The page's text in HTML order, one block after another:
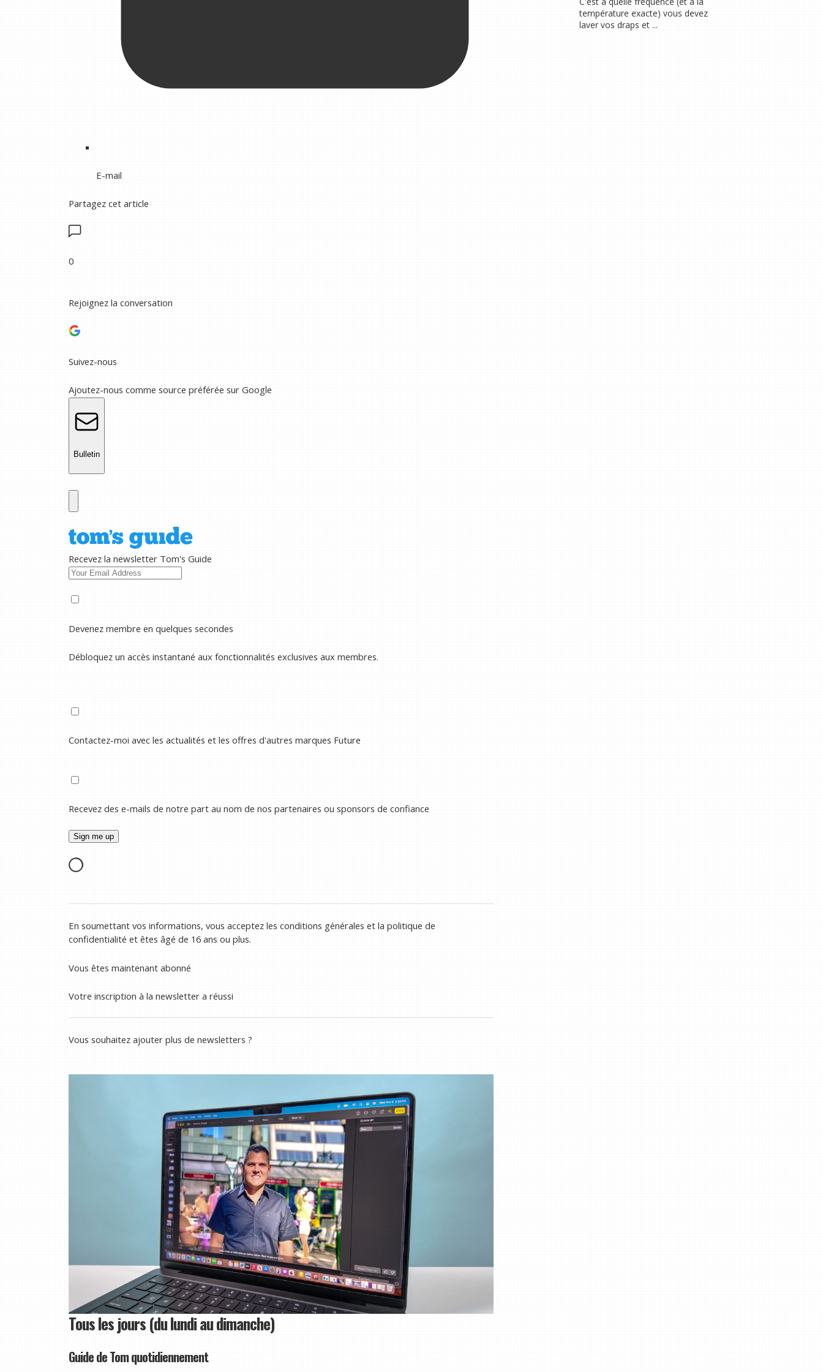
E-mail
Partagez cet article
0
Rejoignez la conversation
Suivez-nous
Ajoutez-nous comme source préférée sur Google
Bulletin
Recevez la newsletter Tom's Guide
Devenez membre en quelques secondes
Débloquez un accès instantané aux fonctionnalités exclusives aux membres.
Contactez-moi avec les actualités et les offres d'autres marques Future
Recevez des e-mails de notre part au nom de nos partenaires ou sponsors de confiance
En soumettant vos informations, vous acceptez les conditions générales et la politique de
confidentialité et êtes âgé de 16 ans ou plus.
Vous êtes maintenant abonné
Votre inscription à la newsletter a réussi
Vous souhaitez ajouter plus de newsletters ?
Tous les jours (du lundi au dimanche)
Guide de Tom quotidiennement
température exacte) vous devez
laver vos draps et ...